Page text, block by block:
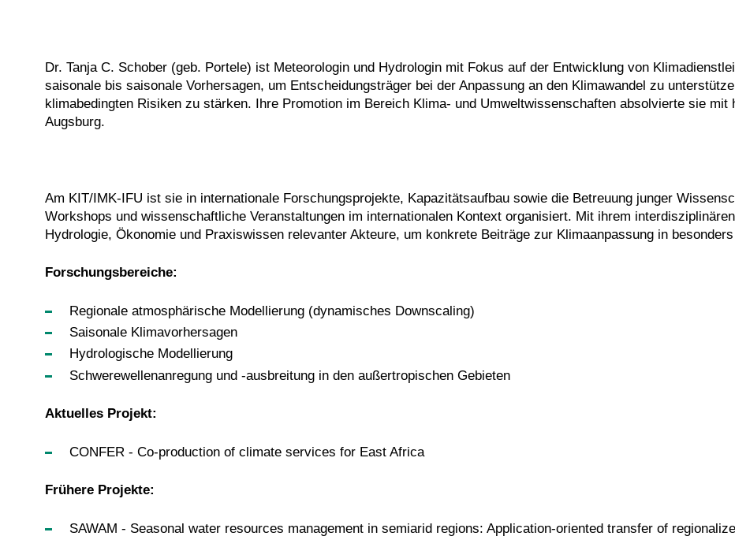
Dr. Tanja C. Schober (geb. Portele) ist Meteorologin und Hydrologin mit Fokus auf der Entwicklung von
saisonale bis saisonale Vorhersagen, um Entscheidungsträger bei der Anpassung an den Klimawandel zu
klimabedingten Risiken zu stärken. Ihre Promotion im Bereich Klima- und Umweltwissenschaften absolvierte sie
Augsburg.
Am KIT/IMK-IFU ist sie in internationale Forschungsprojekte, Kapazitätsaufbau sowie die Betreuung junger
Workshops und wissenschaftliche Veranstaltungen im internationalen Kontext organisiert. Mit ihrem
Hydrologie, Ökonomie und Praxiswissen relevanter Akteure, um konkrete Beiträge zur Klimaanpassung in
Forschungsbereiche:
Regionale atmosphärische Modellierung (dynamisches Downscaling)
Saisonale Klimavorhersagen
Hydrologische Modellierung
Schwerewellenanregung und -ausbreitung in den außertropischen Gebieten
Aktuelles Projekt:
CONFER - Co-production of climate services for East Africa
Frühere Projekte:
SAWAM - Seasonal water resources management in semiarid regions: Application-oriented transfer of